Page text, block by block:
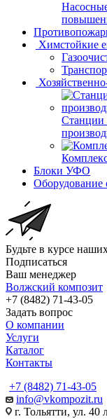
Химстойкие
Станции
Блоки УФО
Оборудование
Будьте в курсе
Подписаться
Ваш менеджер
Волжский композит
+7 (8482) 71-43-05
Задать вопрос
О компании
Услуги
Каталог
Контакты
+7 (8482) 71-43-05
info@vkompozit.ru
г. Тольятти, ул.